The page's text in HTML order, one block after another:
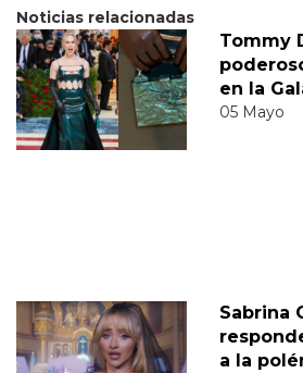
Noticias relacionadas
Tommy
en la
05 Mayo
Sabrina
a la